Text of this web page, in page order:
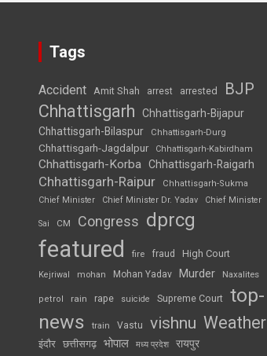
Tags
Accident Amit Shah arrest arrested BJP
Chhattisgarh
Chhattisgarh-Bijapur
Chhattisgarh-Bilaspur
Chhattisgarh-Durg
Chhattisgarh-Jagdalpur Chhattisgarh-Kabirdham
Chhattisgarh-Korba Chhattisgarh-Raigarh
Chhattisgarh-Raipur
Chhattisgarh-Sukma
Chief Minister
Chief Minister Dr. Yadav Chief Minister
Sai CM Congress dprcg
featured fire fraud High Court
Kejriwal mohan Mohan Yadav Murder Naxalites
petrol rain rape suicide Supreme Court top-
news
train Vastu vishnu Weather
इंदौर छत्तीसगढ़ भोपाल मध्य प्रदेश रायपुर